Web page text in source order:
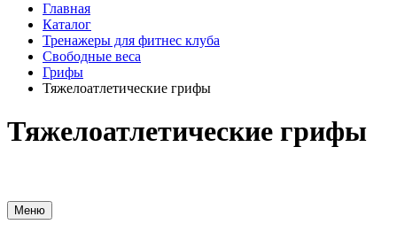
Главная
Каталог
Тренажеры для фитнес клуба
Свободные веса
Грифы
Тяжелоатлетические грифы
Тяжелоатлетические грифы
Меню